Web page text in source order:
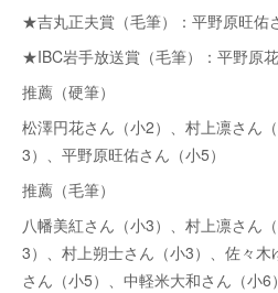
★吉丸正夫賞（毛筆）：平野原旺佑
★IBC岩手放送賞（毛筆）：平野原花
推薦（硬筆）
松澤円花さん（小2）、村上凛さん
3）、平野原旺佑さん（小5）
推薦（毛筆）
八幡美紅さん（小3）、村上凛さん
3）、村上朔士さん（小3）、佐々
さん（小5）、中軽米大和さん（小6